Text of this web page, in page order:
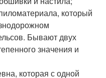
который
Бывают двух
значения и
которая с одной